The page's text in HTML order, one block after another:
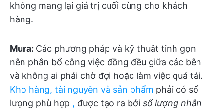
không mang lại giá trị cuối cùng cho khách
hàng.
Mura: Các phương pháp và kỹ thuật tinh gọn
nên phân bổ công việc đồng đều giữa các bên
và không ai phải chờ đợi hoặc làm việc quá tải.
Kho hàng, tài nguyên và sản phẩm phải có số
lượng phù hợp , được tạo ra bởi số lượng nhân